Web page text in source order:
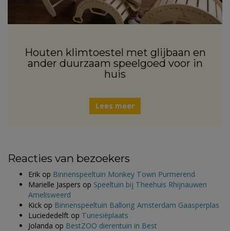
Houten klimtoestel met glijbaan en
ander duurzaam speelgoed voor in
huis
Lees meer
Reacties van bezoekers
Erik op Binnenspeeltuin Monkey Town Purmerend
Marielle Jaspers op Speeltuin bij Theehuis Rhijnauwen
Amelisweerd
Kick op Binnenspeeltuin Ballorig Amsterdam Gaasperplas
Luciededelft op Tunesiëplaats
Jolanda op BestZOO dierentuin in Best